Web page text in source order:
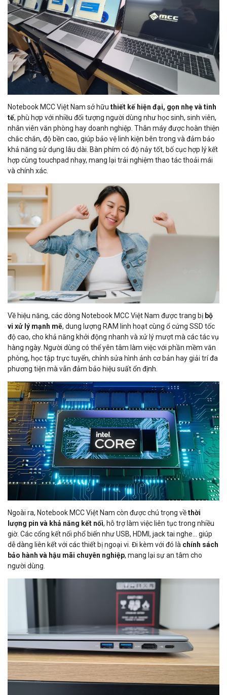
Notebook MCC Việt Nam sở hữu thiết kế hiện đại, gọn nhẹ và tinh
tế, phù hợp với nhiều đối tượng người dùng như học sinh, sinh viên,
nhân viên văn phòng hay doanh nghiệp. Thân máy được hoàn thiện
chắc chắn, độ bền cao, giúp bảo vệ linh kiện bên trong và đảm bảo
khả năng sử dụng lâu dài. Bàn phím có độ nảy tốt, bố cục hợp lý kết
hợp cùng touchpad nhạy, mang lại trải nghiệm thao tác thoải mái
và chính xác.
Về hiệu năng, các dòng Notebook MCC Việt Nam được trang bị bộ
vi xử lý mạnh mẽ, dung lượng RAM linh hoạt cùng ổ cứng SSD tốc
độ cao, cho khả năng khởi động nhanh và xử lý mượt mà các tác vụ
hàng ngày. Người dùng có thể yên tâm làm việc với phần mềm văn
phòng, học tập trực tuyến, chỉnh sửa hình ảnh cơ bản hay giải trí đa
phương tiện mà vẫn đảm bảo hiệu suất ổn định.
Ngoài ra, Notebook MCC Việt Nam còn được chú trọng vềthời
lượng pin và khả năng kết nối, hỗ trợ làm việc liên tục trong nhiều
giờ. Các cổng kết nối phổ biến như USB, HDMI, jack tai nghe… giúp
dễ dàng liên kết với các thiết bị ngoại vi. Đi kèm với đó là chính sách
bảo hành và hậu mãi chuyên nghiệp, mang lại sự an tâm cho
người dùng.